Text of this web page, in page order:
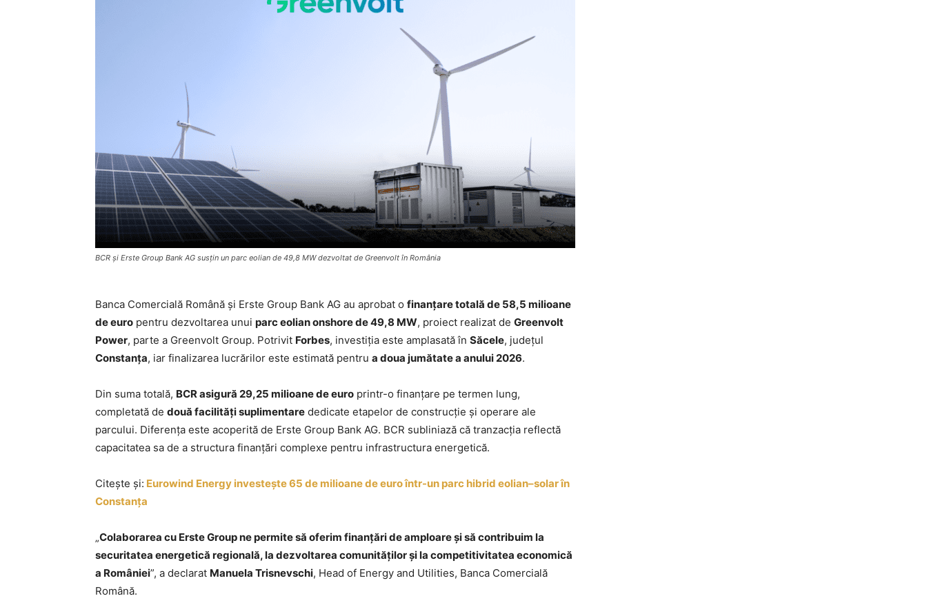
BCR și Erste Group Bank AG susțin un parc eolian de 49,8 MW dezvoltat de Greenvolt în România
Banca Comercială Română și Erste Group Bank AG au aprobat o finanțare totală de 58,5 milioane
de euro pentru dezvoltarea unui parc eolian onshore de 49,8 MW, proiect realizat de Greenvolt
Power, parte a Greenvolt Group. Potrivit Forbes, investiția este amplasată în Săcele, județul
Constanța, iar finalizarea lucrărilor este estimată pentru a doua jumătate a anului 2026.
Din suma totală, BCR asigură 29,25 milioane de euro printr-o finanțare pe termen lung,
completată de două facilități suplimentare dedicate etapelor de construcție și operare ale
parcului. Diferența este acoperită de Erste Group Bank AG. BCR subliniază că tranzacția reflectă
capacitatea sa de a structura finanțări complexe pentru infrastructura energetică.
Citește și: Eurowind Energy investește 65 de milioane de euro într-un parc hibrid eolian–solar în
Constanța
„Colaborarea cu Erste Group ne permite să oferim finanțări de amploare și să contribuim la
securitatea energetică regională, la dezvoltarea comunităților și la competitivitatea economică
a României”, a declarat Manuela Trisnevschi, Head of Energy and Utilities, Banca Comercială
Română.